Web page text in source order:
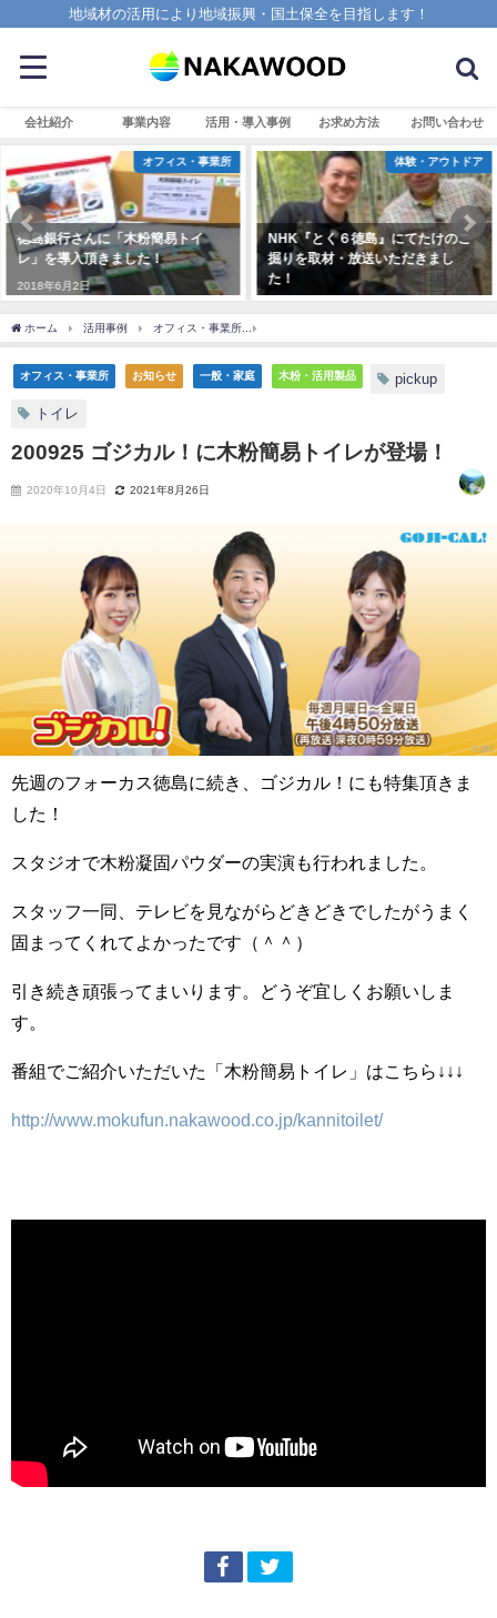
地域材の活用により地域振興・国土保全を目指します！
会社紹介 事業内容 活用・導入事例 お求め方法 お問い合わせ
・事業所
イ
体験・アウトドア
NHK『とく６徳島』にてたけのこ
掘りを取材・放送いただきまし
た！
徳島環境サステナブル賞
進部門を受賞しました！
2026年4月1日
ホーム 活用事例 オフィス・事業所
オフィス・事業所 お知らせ 一般・家庭 木粉・活用製品 pickup
トイレ
200925 ゴジカル！に木粉簡易トイレが登場！
2020年10月4日 2021年8月26日
先週のフォーカス徳島に続き、ゴジカル！にも特集頂きま
した！
スタジオで木粉凝固パウダーの実演も行われました。
スタッフ一同、テレビを見ながらどきどきでしたがうまく
固まってくれてよかったです（＾＾）
引き続き頑張ってまいります。どうぞ宜しくお願いしま
す。
番組でご紹介いただいた「木粉簡易トイレ」はこちら↓↓↓
http://www.mokufun.nakawood.co.jp/kannitoilet/